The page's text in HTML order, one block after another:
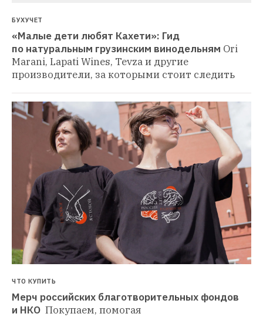
БУХУЧЕТ
«Малые дети любят Кахети»: Гид
по натуральным грузинским винодельням Ori
Marani, Lapati Wines, Tevza и другие
производители, за которыми стоит следить
ЧТО КУПИТЬ
Мерч российских благотворительных фондов
и НКО Покупаем, помогая